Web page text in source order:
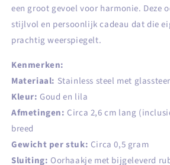
een groot gevoel voor harmonie. Deze
stijlvol en persoonlijk cadeau dat die
prachtig weerspiegelt.
Kenmerken:
Materiaal: Stainless steel met
Kleur: Goud en lila
Afmetingen: Circa 2,6 cm lang
breed
Gewicht per stuk: Circa 0,5 gram
Sluiting: Oorhaakje met bijgeleverd